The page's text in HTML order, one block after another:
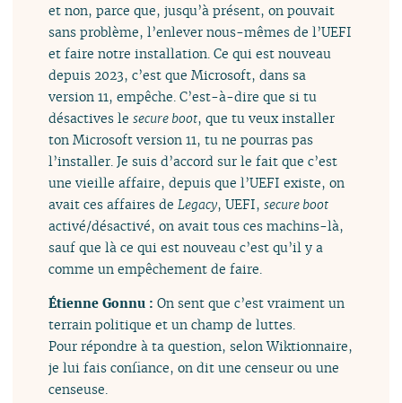
et non, parce que, jusqu’à présent, on pouvait
sans problème, l’enlever nous-mêmes de l’UEFI
et faire notre installation. Ce qui est nouveau
depuis 2023, c’est que Microsoft, dans sa
version 11, empêche. C’est-à-dire que si tu
désactives lesecure boot, que tu veux installer
ton Microsoft version 11, tu ne pourras pas
l’installer. Je suis d’accord sur le fait que c’est
une vieille affaire, depuis que l’UEFI existe, on
avait ces affaires de Legacy, UEFI,secure boot
activé/désactivé, on avait tous ces machins-là,
sauf que là ce qui est nouveau c’est qu’il y a
comme un empêchement de faire.
Étienne Gonnu :On sent que c’est vraiment un
terrain politique et un champ de luttes.
Pour répondre à ta question, selon Wiktionnaire,
je lui fais confiance, on dit une censeur ou une
censeuse.